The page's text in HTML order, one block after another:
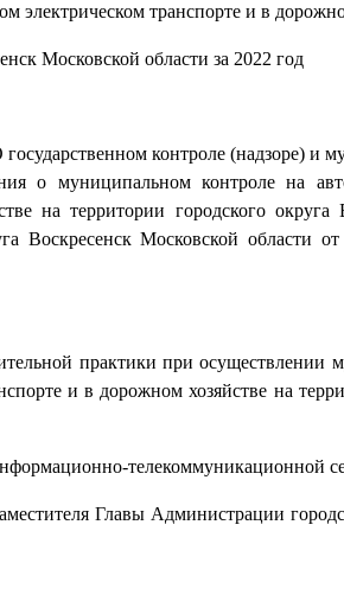
электрическом транспорте и в
Московской области за 2022 год
контроле (надзоре) и
о муниципальном контроле на
на территории городского округа
Воскресенск Московской области
практики при осуществлении
и в дорожном хозяйстве на
телекоммуникационной
Главы Администрации